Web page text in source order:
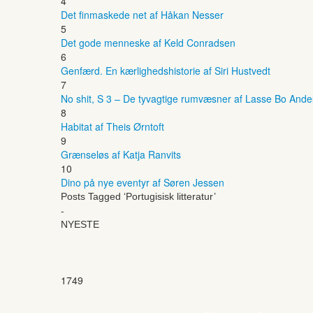
Det finmaskede net af Håkan Nesser
5
Det gode menneske af Keld Conradsen
6
Genfærd. En kærlighedshistorie af Siri Hustvedt
7
No shit, S 3 – De tyvagtige rumvæsner af Lasse Bo
8
Habitat af Theis Ørntoft
9
Grænseløs af Katja Ranvits
10
Dino på nye eventyr af Søren Jessen
Posts Tagged ‘Portugisisk litteratur’
-
NYESTE
1749